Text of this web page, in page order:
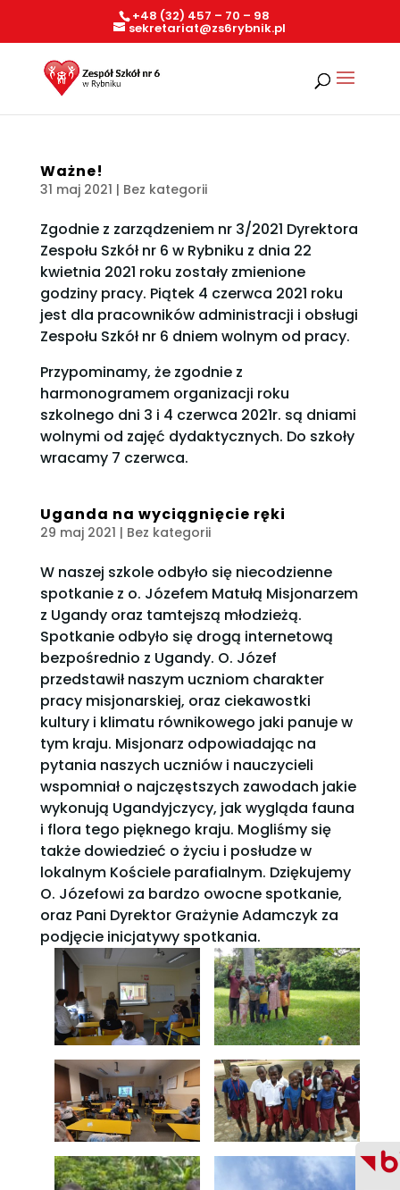
+48 (32) 457 – 70 – 98
sekretariat@zs6rybnik.pl
Ważne!
31 maj 2021 | Bez kategorii
Zgodnie z zarządzeniem nr 3/2021 Dyrektora
Zespołu Szkół nr 6 w Rybniku z dnia 22
kwietnia 2021 roku zostały zmienione
godziny pracy. Piątek 4 czerwca 2021 roku
jest dla pracowników administracji i obsługi
Zespołu Szkół nr 6 dniem wolnym od pracy.
Przypominamy, że zgodnie z
harmonogramem organizacji roku
szkolnego dni 3 i 4 czerwca 2021r. są dniami
wolnymi od zajęć dydaktycznych. Do szkoły
wracamy 7 czerwca.
Uganda na wyciągnięcie ręki
29 maj 2021 | Bez kategorii
W naszej szkole odbyło się niecodzienne
spotkanie z o. Józefem Matułą Misjonarzem
z Ugandy oraz tamtejszą młodzieżą.
Spotkanie odbyło się drogą internetową
bezpośrednio z Ugandy. O. Józef
przedstawił naszym uczniom charakter
pracy misjonarskiej, oraz ciekawostki
kultury i klimatu równikowego jaki panuje w
tym kraju. Misjonarz odpowiadając na
pytania naszych uczniów i nauczycieli
wspomniał o najczęstszych zawodach jakie
wykonują Ugandyjczycy, jak wygląda fauna
i flora tego pięknego kraju. Mogliśmy się
także dowiedzieć o życiu i posłudze w
lokalnym Kościele parafialnym. Dziękujemy
O. Józefowi za bardzo owocne spotkanie,
oraz Pani Dyrektor Grażynie Adamczyk za
podjęcie inicjatywy spotkania.